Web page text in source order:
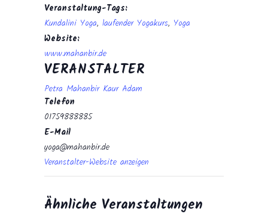
Veranstaltung-Tags:
Kundalini Yoga, laufender Yogakurs, Yoga
Website:
www.mahanbir.de
VERANSTALTER
Petra Mahanbir Kaur Adam
Telefon
01759888885
E-Mail
yoga@mahanbir.de
Veranstalter-Website anzeigen
Ähnliche Veranstaltungen